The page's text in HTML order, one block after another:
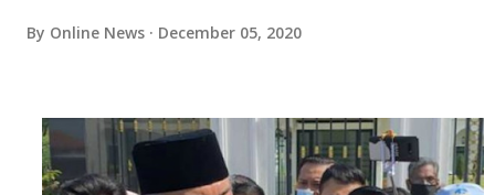
By Online News December 05, 2020